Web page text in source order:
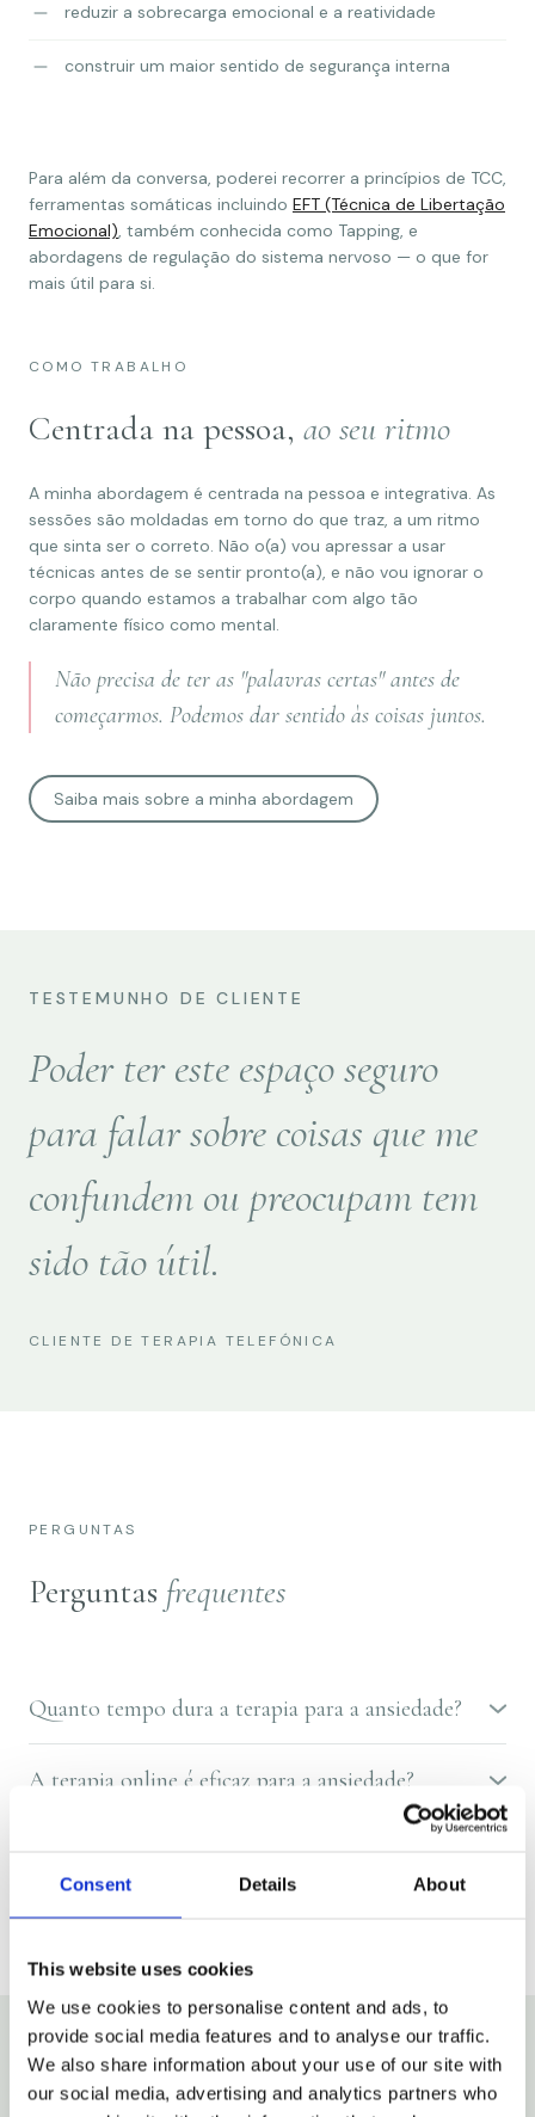
Consent Details About
This website uses cookies
We use cookies to personalise content and ads, to
provide social media features and to analyse our traffic.
We also share information about your use of our site with
our social media, advertising and analytics partners who
reduzir a sobrecarga emocional e a reatividade
construir um maior sentido de segurança interna
Para além da conversa, poderei recorrer a princípios de TCC,
ferramentas somáticas incluindo EFT (Técnica de Libertação
Emocional), também conhecida como Tapping, e
abordagens de regulação do sistema nervoso — o que for
mais útil para si.
COMO TRABALHO
Centrada na pessoa, ao seu ritmo
A minha abordagem é centrada na pessoa e integrativa. As
sessões são moldadas em torno do que traz, a um ritmo
que sinta ser o correto. Não o(a) vou apressar a usar
técnicas antes de se sentir pronto(a), e não vou ignorar o
corpo quando estamos a trabalhar com algo tão
claramente físico como mental.
Não precisa de ter as "palavras certas" antes de
começarmos. Podemos dar sentido às coisas juntos.
Saiba mais sobre a minha abordagem
TESTEMUNHO DE CLIENTE
Poder ter este espaço seguro
para falar sobre coisas que me
confundem ou preocupam tem
sido tão útil.
CLIENTE DE TERAPIA TELEFÓNICA
PERGUNTAS
Perguntas frequentes
Quanto tempo dura a terapia para a ansiedade?
trabalho mais prolongado, especialmente se a ansiedade
está presente há muito tempo ou está ligada a outros
padrões. Podemos falar sobre o que parece certo para si na
A terapia online é eficaz para a ansiedade?
Sim — a investigação mostra consistentemente que a
terapia online é tão eficaz como a terapia presencial para a
seu próprio espaço torna mais fácil abrirem-se.
Não. Se a ansiedade está a afetar o seu dia a dia, isso já é